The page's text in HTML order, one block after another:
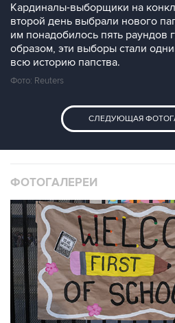
Кардиналы-выборщики на
второй день выбрали нового
им понадобилось пять раундов
образом, эти выборы стали
всю историю папства.
Фото: Reuters
СЛЕДУЮЩАЯ
ФОТОГАЛЕРЕИ